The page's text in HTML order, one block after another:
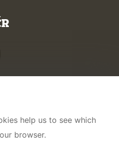
help us to see which
browser.